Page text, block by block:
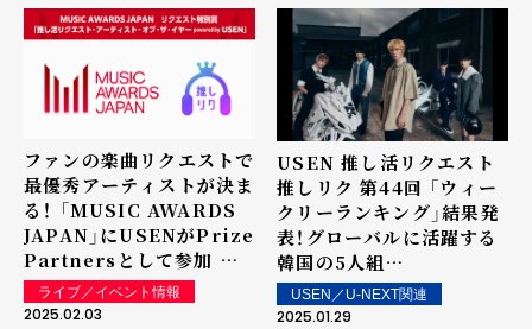
ファンの楽曲リクエストで
最優秀アーティストが決ま
る！ 「MUSIC AWARDS
JAPAN」にUSENがPrize
Partnersとして参加 リ
クエスト特別賞「推し活リ
クエスト・アーティスト・
ライブ／イベント情報
2025.02.03
USEN 推し活リクエスト
推しリク 第44回 「ウィー
クリーランキング」結果発
表！グローバルに活躍する
韓国の5人組
TOMORROW X
TOGETHER「Over The
USEN／U-NEXT関連
2025.01.29